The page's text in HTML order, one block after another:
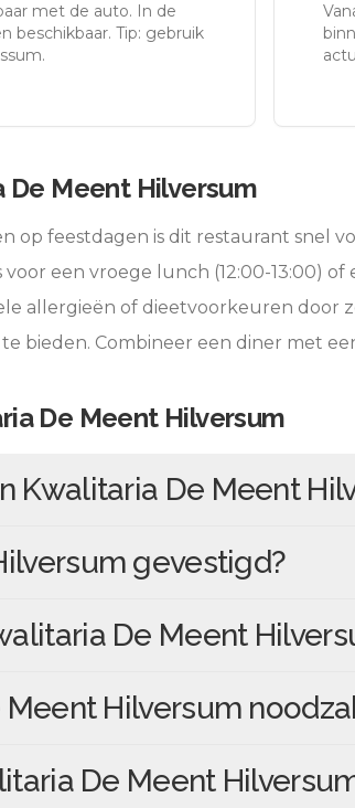
met de auto. In de
beschikbaar. Tip: gebruik
De Meent Hilversum
op feestdagen is dit restaurant snel
een vroege lunch (12:00-13:00) of
allergieën of dieetvoorkeuren door
bieden. Combineer een diner met
De Meent Hilversum
Kwalitaria De Meent
gevestigd?
De Meent
Hilversum
De Meent